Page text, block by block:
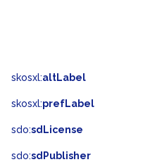
skosxl:altLabel
skosxl:prefLabel
sdo:sdLicense
sdo:sdPublisher